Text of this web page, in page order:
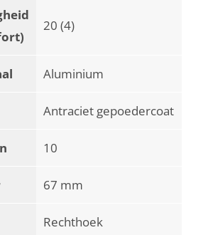
20 (4)
Aluminium
Antraciet gepoedercoat
10
67 mm
Rechthoek